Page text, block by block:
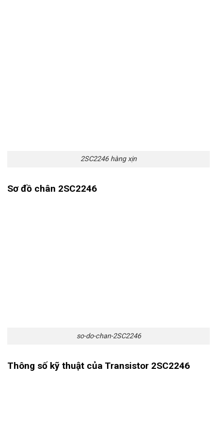
2SC2246 hàng xịn
Sơ đồ chân 2SC2246
so-do-chan-2SC2246
Thông số kỹ thuật của Transistor 2SC2246